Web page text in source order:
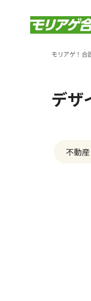
モリアゲ！合
デザ
不動